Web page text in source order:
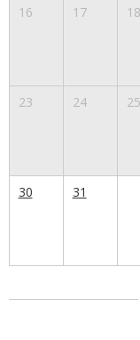
16 17 18
23 24 25
30 31